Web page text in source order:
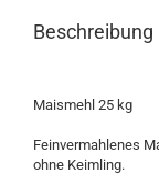
Beschreibung
Maismehl 25 kg
Feinvermahlenes
ohne Keimling.